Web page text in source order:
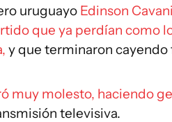
uruguayo Edinson Cavani
que ya perdían como
y que terminaron
muy molesto, haciendo
televisiva.